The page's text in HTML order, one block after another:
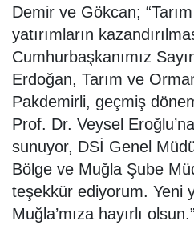
Demir ve Gökcan;
yatırımların
Cumhurbaşkanımız
Erdoğan, Tarım ve
Pakdemirli, geçmiş
Prof. Dr. Veysel
sunuyor, DSİ Genel
Bölge ve Muğla Şube
teşekkür ediyorum. Yeni
Muğla’mıza hayırlı